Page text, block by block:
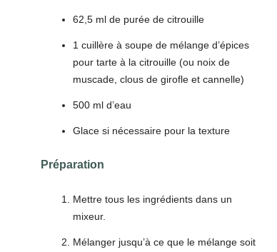
62,5 ml de purée de citrouille
1 cuillère à soupe de mélange d’épices
pour tarte à la citrouille (ou noix de
muscade, clous de girofle et cannelle)
500 ml d’eau
Glace si nécessaire pour la texture
Préparation
Mettre tous les ingrédients dans un
mixeur.
Mélanger jusqu’à ce que le mélange soit